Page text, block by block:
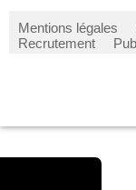
Mentions légales
Recrutement